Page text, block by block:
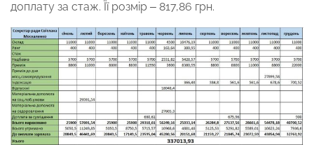
доплату за стаж. Її розмір – 817,86 грн.